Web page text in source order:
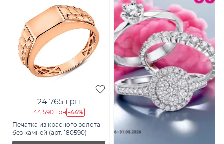
24 765 грн
44 590 грн -44%
Печатка из красного золота
без камней (арт. 180590)